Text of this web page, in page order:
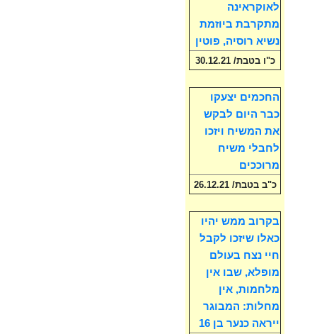
לאוקראינה
מתקרבת ביוזמת
נשיא רוסיה, פוטין
כ"ו בטבת/ 30.12.21
החכמים יצעקו
כבר היום לבקש
את המשיח ויזכו
לחבלי משיח
מרוככים
כ"ב בטבת/ 26.12.21
בקרוב ממש יהיו
כאלו שיזכו לקבל
חיי נצח בעולם
מופלא, שבו אין
מלחמות, אין
מחלות: המבוגר
ייראה כנער בן 16